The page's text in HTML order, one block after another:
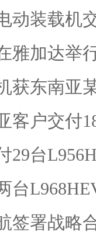
动装载机
雅加达举
获东南亚
客户交付
29台
台
签署战略